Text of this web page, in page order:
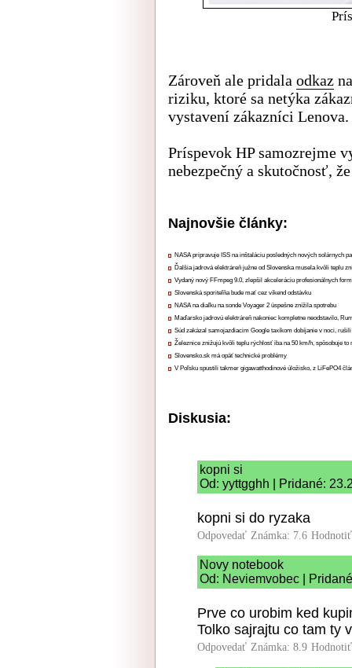
Zároveň ale pridala odkaz
riziku, ktoré sa netýka
vystavení zákazníci Lenova.
Príspevok HP samozrejme
nebezpečný a skutočnosť,
Najnovšie články:
NASA pripravuje ISS na inštaláciu posledných nových solárnych
Ďalšia jadrová elektráreň južne od Slovenska musela kvôli teplu
Vydaný nový FFmpeg 9.0, zlepšil akceleráciu profesionálnych
Slovenská sporiteľňa bude mať cez víkend odstávku
NASA na diaľku na sonde Voyager 2 úspešne znížila spotrebu
Maďarsko jadrovú elektráreň nakoniec kompletne neodstavilo,
Súd zakázal samojazdiacim Google taxíkom dobíjanie v noci,
Železnice znižujú kvôli teplu rýchlosť iba na 50 km/h, spôsobuje to
Slovensko.sk má opäť technické problémy
V Poľsku spustili takmer gigawatthodinové úložisko, z LiFePO4
Diskusia:
kopni si
Od: yyttgghh | Pridané:
kopni si do ryzaka
Odpovedať Známka: 7.6
Novy notebook
Od: Neviemvobec |
Prve co urobim ked
Tolko sajrajtu co tam ty
Odpovedať Známka: 8.9